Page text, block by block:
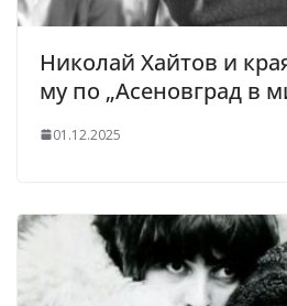
Николай Хайтов и
му по „Асеновград в
01.12.2025